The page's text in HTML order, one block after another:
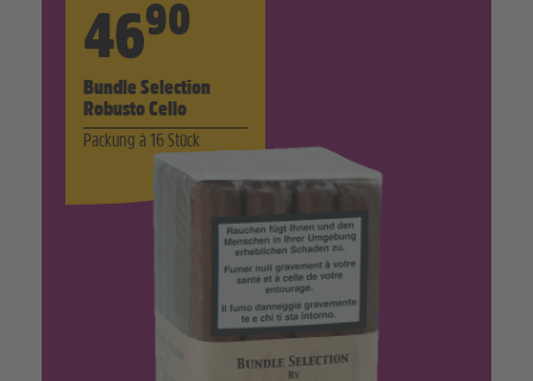
4690
Bundle Selection
Robusto Cello
Packung à 16 Stück